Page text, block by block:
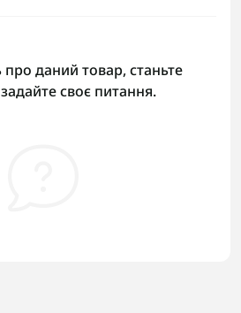
даний товар, станьте
своє питання.